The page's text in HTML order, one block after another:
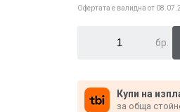
Офертата е валидна от
бр.
Купи на
за обща